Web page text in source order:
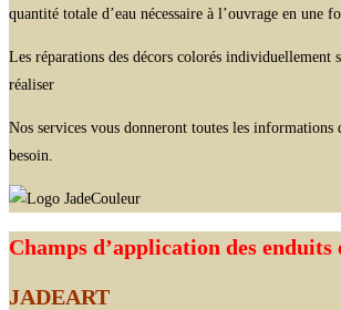
quantité totale d’eau nécessaire à l’ouvrage en une
Les réparations des décors colorés individuellement
réaliser
Nos services vous donneront toutes les informations
besoin.
Champs d’application des enduits
JADEART